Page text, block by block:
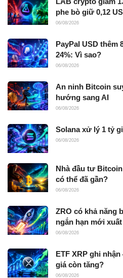
phe bò giữ 0,12
06/08/2026
PayPal USD thêm
24%: Vì sao?
06/08/2026
An ninh Bitcoin
hướng sang AI
06/08/2026
Solana xử lý 1 tỷ
06/08/2026
Nhà đầu tư
có thể đã gần?
06/08/2026
ZRO có khả năng
ngắn hạn mới
06/08/2026
ETF XRP ghi
giá còn tăng?
06/08/2026